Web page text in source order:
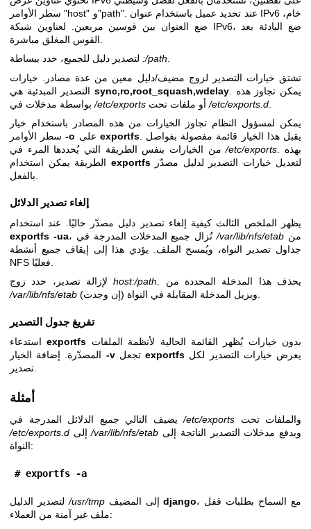
سطر الأوامر "host" و"path". عند تحديد عميل باستخدام عنوان IPv6 خام،
ضع العنوان بين قوسين مربعين. لعناوين شبكة IPv6، ضع البادئة بعد
:/path.
تشتق خيارات التصدير لزوج مضيف/دليل معين من عدة مصادر. خيارات
التصدير المبدئية هيsync,ro,root_squash,wdelay
بواسطة مدخلات في/etc/exports أو ملفات تحت/etc/exports.d
يمكن لمسؤول النظام تجاوز الخيارات من هذه المصادر باستخدام خيار
سطر الأوامر-o exportfs. يقبل هذا الخيار قائمة مفصولة بفواصل
من الخيارات بنفس الطريقة التي يُحددها المرء في/etc/exports
exportfsلتعديل خيارات التصدير لدليل مصدّر
إلغاء تصدير الدلائل
يظهر الملخص الثالث كيفية إلغاء تصدير دليل مصدّر حاليًا. عند استخدام
exportfs -ua
، تُزال جميع المدخلات المدرجة في/var/lib/nfs/etab
جداول تصدير النواة، ويُمسح الملف. يؤدي هذا إلى إيقاف جميع أنشطة
لإزالة تصدير، حدد زوجhost:/path
. يحذف هذا المدخلة المحددة من
/var/lib/nfs/etab
تفريغ جدول التصدير
استدعاءexportfs
-v تجعلexportfs
أمثلة
يضيف التالي جميع الدلائل المدرجة في/etc/exports
والملفات تحت
/etc/exports.d
إلى/var/lib/nfs/etab
النواة:
# exportfs -a
لتصدير الدليل/usr/tmp إلى المضيفdjango، مع السماح بطلبات قفل
ملف غير آمنة من العملاء: